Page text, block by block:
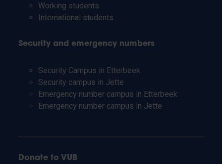
Working students
International students
Security and emergency numbers
Security Campus in Etterbeek
Security campus in Jette
Emergency number campus in Etterbeek
Emergency number campus in Jette
Donate to VUB